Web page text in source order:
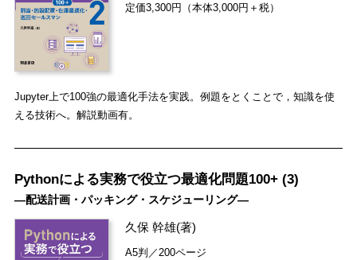
定価3,300円（本体3,000円＋税）
Jupyter上で100強の最適化手法を実践。例題をとくことで，知識を使
える技術へ。解説動画有。
Pythonによる実務で役立つ最適化問題100+ (3)
―配送計画・パッキング・スケジューリング―
久保 幹雄(著)
A5判／200ページ